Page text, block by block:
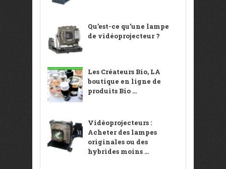
Qu’est-ce qu’une lampe
de vidéoprojecteur ?
Les Créateurs Bio, LA
boutique en ligne de
produits Bio ...
Vidéoprojecteurs :
Acheter des lampes
originales ou des
hybrides moins ...